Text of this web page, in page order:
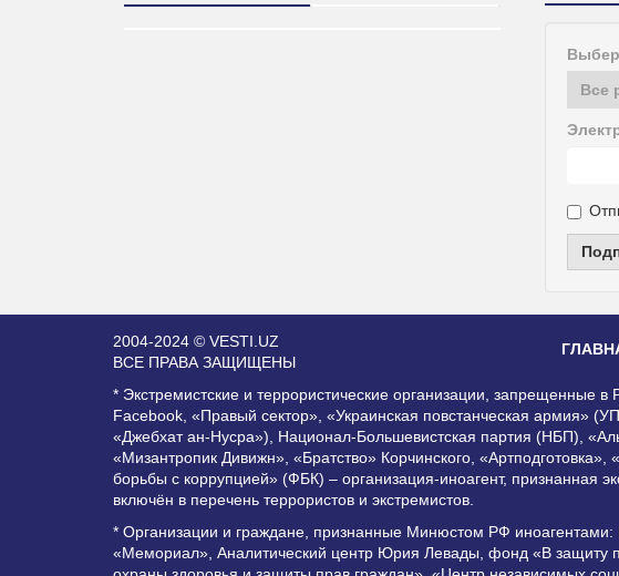
2004-2024 © VESTI.UZ
ВСЕ ПРАВА ЗАЩИЩЕНЫ
* Экстремистские и террористические организации,
Facebook, «Правый сектор», «Украинская повстанческая армия»
«Джебхат ан-Нусра»), Национал-Большевистская партия (НБП),
«Мизантропик Дивижн», «Братство» Корчинского,
борьбы с коррупцией» (ФБК) – организация-иноагент, признанная
включён в перечень террористов и экстремистов.
* Организации и граждане, признанные Минюстом РФ иноагентами:
«Мемориал», Аналитический центр Юрия Левады, фонд «В защиту